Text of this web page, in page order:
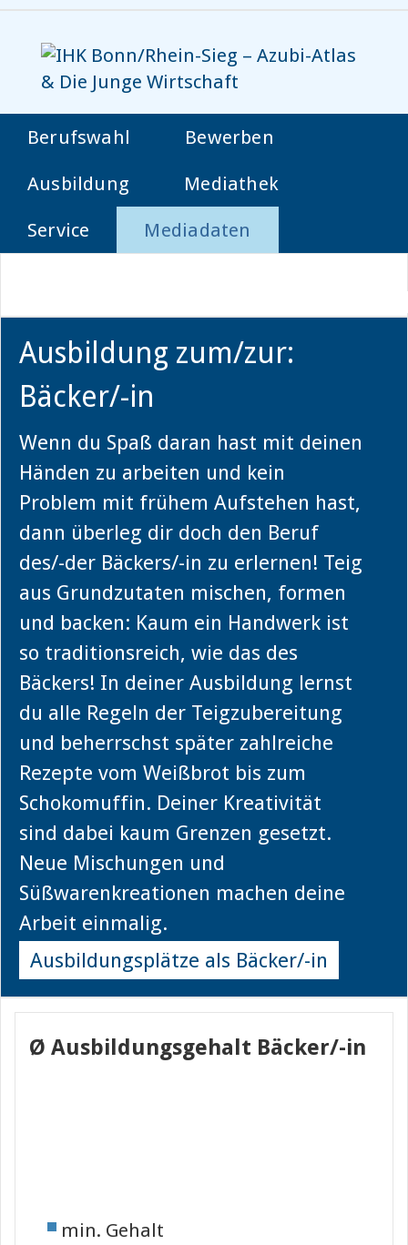
Berufswahl Bewerben
Ausbildung Mediathek
Service Mediadaten
Ausbildung zum/zur:
Bäcker/-in
Wenn du Spaß daran hast mit deinen
Händen zu arbeiten und kein
Problem mit frühem Aufstehen hast,
dann überleg dir doch den Beruf
des/-der Bäckers/-in zu erlernen! Teig
aus Grundzutaten mischen, formen
und backen: Kaum ein Handwerk ist
so traditionsreich, wie das des
Bäckers! In deiner Ausbildung lernst
du alle Regeln der Teigzubereitung
und beherrschst später zahlreiche
Rezepte vom Weißbrot bis zum
Schokomuffin. Deiner Kreativität
sind dabei kaum Grenzen gesetzt.
Neue Mischungen und
Süßwarenkreationen machen deine
Arbeit einmalig.
Ausbildungsplätze als Bäcker/-in
Ø Ausbildungsgehalt Bäcker/-in
min. Gehalt